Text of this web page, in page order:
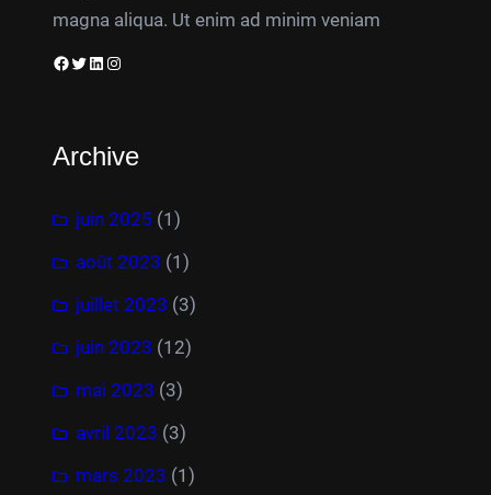
magna aliqua. Ut enim ad minim veniam
Facebook Twitter LinkedIn Instagram
Archive
juin 2025 (1)
août 2023 (1)
juillet 2023 (3)
juin 2023 (12)
mai 2023 (3)
avril 2023 (3)
mars 2023 (1)